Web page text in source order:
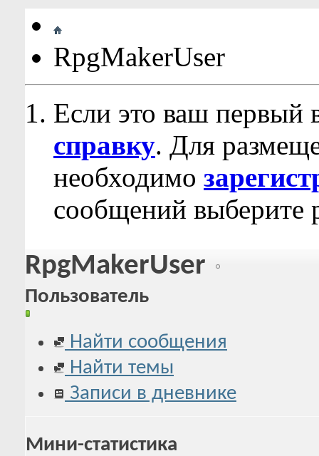
RpgMakerUser
Если это ваш первый
справку. Для
необходимо
сообщений выберите
RpgMakerUser
Пользователь
Найти сообщения
Найти темы
Записи в дневнике
Мини-статистика